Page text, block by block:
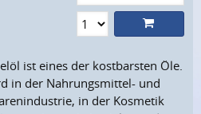
ist eines der kostbarsten Öle.
in der Nahrungsmittel- und
in der Kosmetik